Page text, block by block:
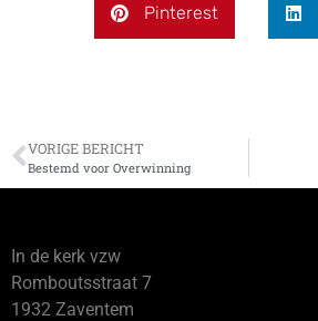
Pinterest
VORIGE BERICHT
Bestemd voor Overwinning
In de kerk vzw
Romboutsstraat 7
1932 Zaventem